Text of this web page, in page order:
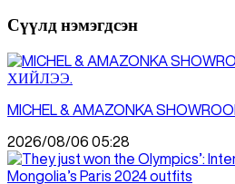
Сүүлд нэмэгдсэн
MICHEL & AMAZONKA
2026/08/06 05:28